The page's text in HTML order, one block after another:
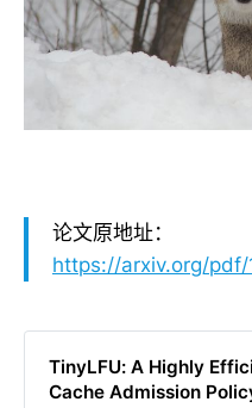
论文原地址：
https://arxiv.org/pdf/
TinyLFU: A Highly
Cache Admission